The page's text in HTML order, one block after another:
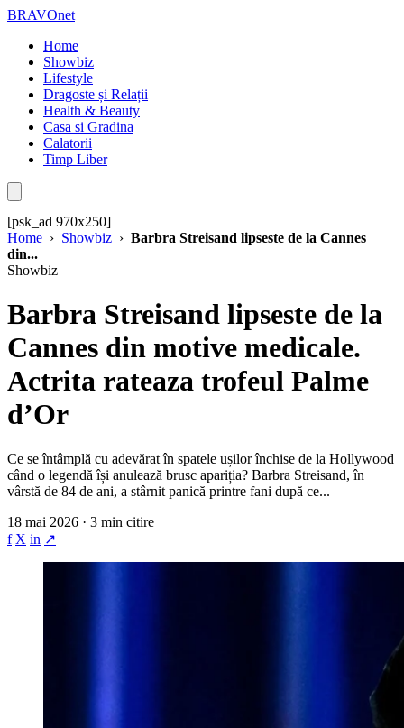
BRAVOnet
Home
Showbiz
Lifestyle
Dragoste și Relații
Health & Beauty
Casa si Gradina
Calatorii
Timp Liber
[psk_ad 970x250]
Home › Showbiz › Barbra Streisand lipseste de la Cannes
din...
Showbiz
Barbra Streisand lipseste de la
Cannes din motive medicale.
Actrita rateaza trofeul Palme
d’Or
Ce se întâmplă cu adevărat în spatele ușilor închise de la Hollywood
când o legendă își anulează brusc apariția? Barbra Streisand, în
vârstă de 84 de ani, a stârnit panică printre fani după ce...
18 mai 2026 · 3 min citire
f X in ↗